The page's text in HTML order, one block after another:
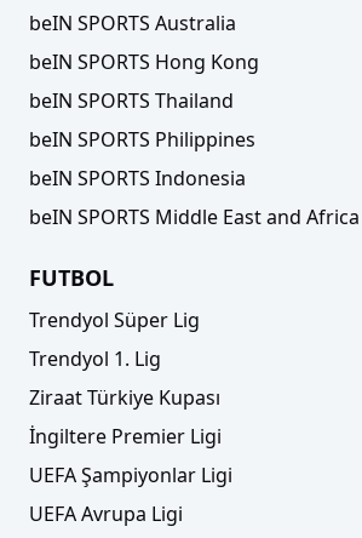
beIN SPORTS Australia
beIN SPORTS Hong Kong
beIN SPORTS Thailand
beIN SPORTS Philippines
beIN SPORTS Indonesia
beIN SPORTS Middle East and Africa
FUTBOL
Trendyol Süper Lig
Trendyol 1. Lig
Ziraat Türkiye Kupası
İngiltere Premier Ligi
UEFA Şampiyonlar Ligi
UEFA Avrupa Ligi